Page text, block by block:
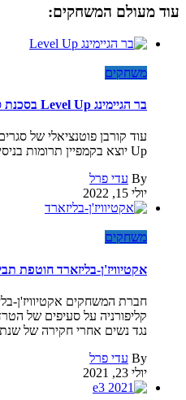
עוד מעולם המשחקים:
משחקים
בר הגיימינג Level Up בסכנת סגירה, כך תוכלו לעזור
Up יוצא בקמפיין תרומות בניסיון אחרון להצילו מפני סגירה
By עדי פרל
יולי 15, 2022
משחקים
אקטיוויז'ן-בליזארד חוטפת
חברת המשחקים אקטיוויז'ן-
קליפורניה על סעיפים של
נגד נשים אחרי חקירה של
By עדי פרל
יולי 23, 2021